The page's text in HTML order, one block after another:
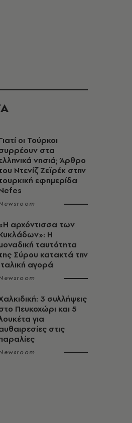
οι Τούρκοι
στα
νησιά; Άρθρο
Ντενίζ Ζεϊρέκ στην
εφημερίδα
αρχόντισσα των
Η
ταυτότητα
Σύρου κατακτά την
αγορά
3 συλλήψεις
Πευκοχώρι και 5
για
στις